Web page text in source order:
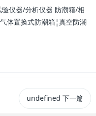
仪器/分析仪器 防潮箱/相
体置换式防潮箱¦真空防潮
undefined 下一篇